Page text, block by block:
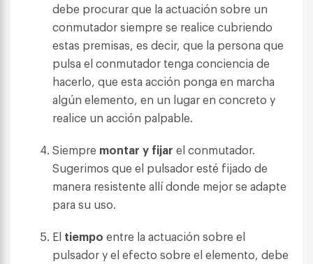
debe procurar que la actuación sobre un
conmutador siempre se realice cubriendo
estas premisas, es decir, que la persona que
pulsa el conmutador tenga conciencia de
hacerlo, que esta acción ponga en marcha
algún elemento, en un lugar en concreto y
realice un acción palpable.
Siempre montar y fijar el conmutador.
Sugerimos que el pulsador esté fijado de
manera resistente allí donde mejor se adapte
para su uso.
El tiempo entre la actuación sobre el
pulsador y el efecto sobre el elemento, debe